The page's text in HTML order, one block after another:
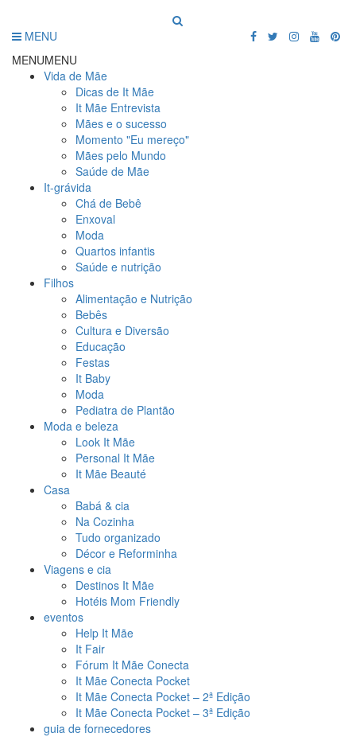
MENU
MENUMENU
Vida de Mãe
Dicas de It Mãe
It Mãe Entrevista
Mães e o sucesso
Momento "Eu mereço"
Mães pelo Mundo
Saúde de Mãe
It-grávida
Chá de Bebê
Enxoval
Moda
Quartos infantis
Saúde e nutrição
Filhos
Alimentação e Nutrição
Bebês
Cultura e Diversão
Educação
Festas
It Baby
Moda
Pediatra de Plantão
Moda e beleza
Look It Mãe
Personal It Mãe
It Mãe Beauté
Casa
Babá & cia
Na Cozinha
Tudo organizado
Décor e Reforminha
Viagens e cia
Destinos It Mãe
Hotéis Mom Friendly
eventos
Help It Mãe
It Fair
Fórum It Mãe Conecta
It Mãe Conecta Pocket
It Mãe Conecta Pocket – 2ª Edição
It Mãe Conecta Pocket – 3ª Edição
guia de fornecedores